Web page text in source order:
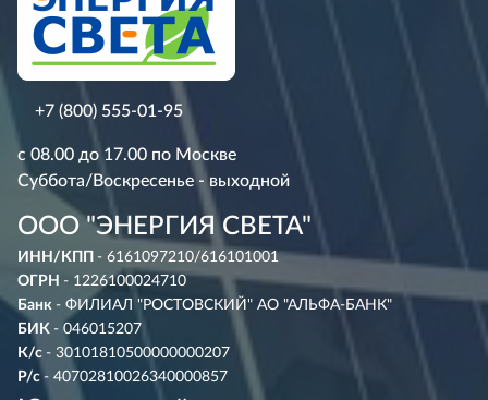
+7 (800) 555-01-95
с 08.00 до 17.00 по Москве
Суббота/Воскресенье - выходной
ООО "ЭНЕРГИЯ СВЕТА"
ИНН/КПП - 6161097210/616101001
ОГРН - 1226100024710
Банк - ФИЛИАЛ "РОСТОВСКИЙ" АО "АЛЬФА-БАНК"
БИК - 046015207
К/с - 30101810500000000207
Р/с - 40702810026340000857